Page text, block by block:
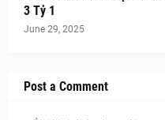
3 Tỷ 1
June 29, 2025
Post a Comment